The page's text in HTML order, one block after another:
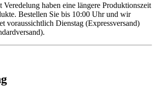
Veredelung haben eine längere Produktionszeit
Bestellen Sie bis 10:00 Uhr und wir
voraussichtlich Dienstag (Expressversand)